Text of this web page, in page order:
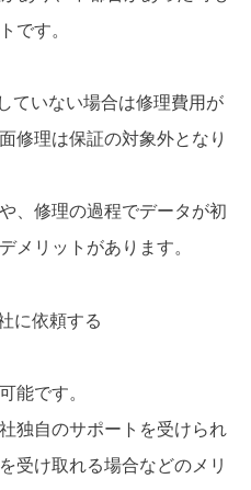
です。
ていない場合は修理費用が
修理は保証の対象外となり
、修理の過程でデータが初
メリットがあります。
に依頼する
能です。
独自のサポートを受けられ
受け取れる場合などのメリ